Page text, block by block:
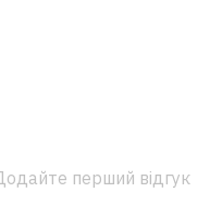
перший відгук